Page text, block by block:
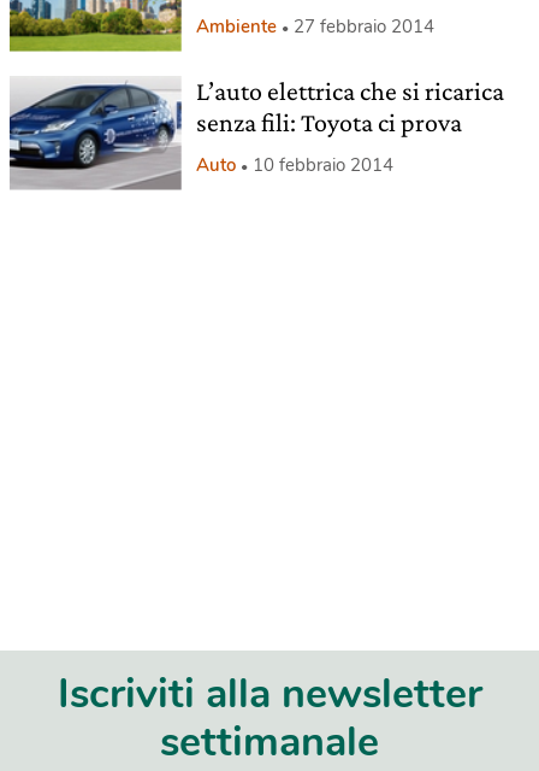
Ambiente 27 febbraio 2014
L’auto elettrica che si ricarica
senza fili: Toyota ci prova
Auto 10 febbraio 2014
Iscriviti alla newsletter
settimanale